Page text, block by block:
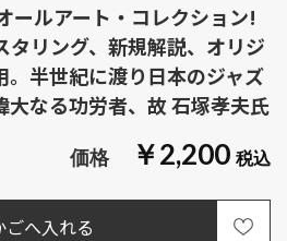
￥2,200
ールアート・コレクション!
タリング、新規解説、オリジ
。半世紀に渡り日本のジャズ
大なる功労者、故 石塚孝夫氏